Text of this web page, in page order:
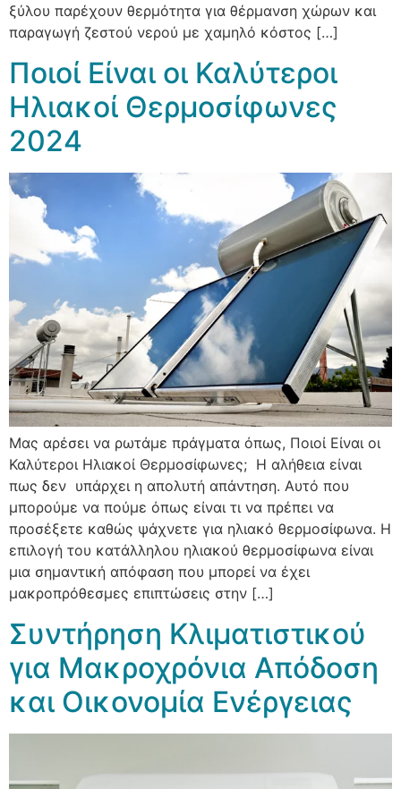
ξύλου παρέχουν θερμότητα για θέρμανση χώρων και
παραγωγή ζεστού νερού με χαμηλό κόστος […]
Ποιοί Είναι οι Καλύτεροι
Ηλιακοί Θερμοσίφωνες
2024
Μας αρέσει να ρωτάμε πράγματα όπως, Ποιοί Είναι οι
Καλύτεροι Ηλιακοί Θερμοσίφωνες; Η αλήθεια είναι
πως δεν υπάρχει η απολυτή απάντηση. Αυτό που
μπορούμε να πούμε όπως είναι τι να πρέπει να
προσέξετε καθώς ψάχνετε για ηλιακό θερμοσίφωνα. Η
επιλογή του κατάλληλου ηλιακού θερμοσίφωνα είναι
μια σημαντική απόφαση που μπορεί να έχει
μακροπρόθεσμες επιπτώσεις στην […]
Συντήρηση Κλιματιστικού
για Μακροχρόνια Απόδοση
και Οικονομία Ενέργειας